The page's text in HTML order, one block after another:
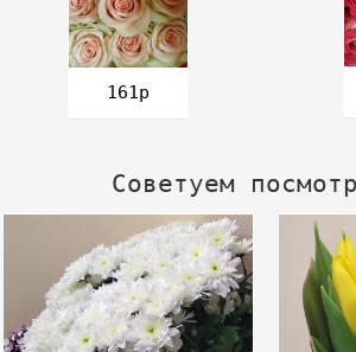
161р
Советуем